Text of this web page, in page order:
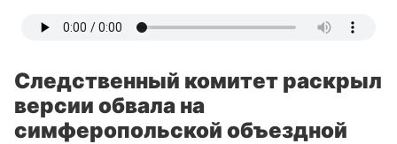
Следственный комитет раскрыл
версии обвала на
симферопольской объездной